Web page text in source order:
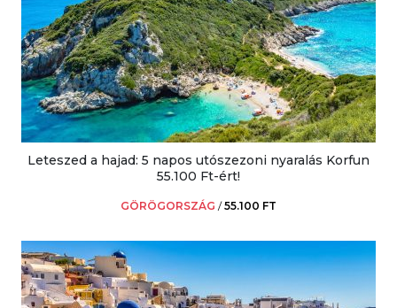
Leteszed a hajad: 5 napos utószezoni nyaralás Korfun
55.100 Ft-ért!
GÖRÖGORSZÁG /55.100 FT